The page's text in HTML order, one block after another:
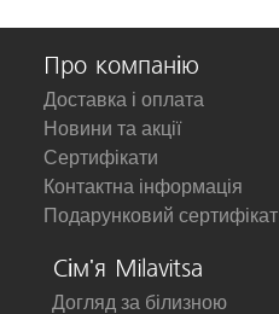
Про компанію
Доставка і оплата
Новини та акції
Сертифікати
Контактна інформація
Подарунковий сертифікат
Сім'я Milavitsa
Догляд за білизною